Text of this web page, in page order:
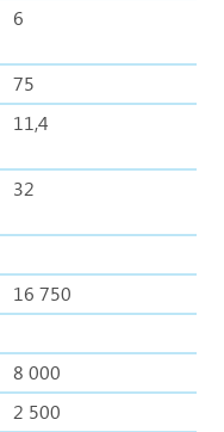
6
75
11,4
32
16 750
8 000
2 500